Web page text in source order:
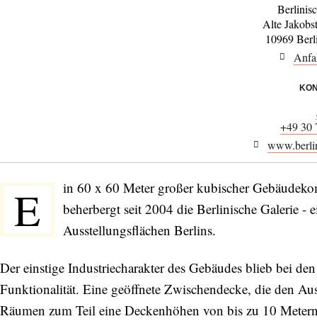
Alte
10969
+49 30
E
in 60 x 60 Meter großer kubischer
beherbergt seit 2004 die Berlinische Galerie -
Ausstellungsflächen Berlins.
Der einstige Industriecharakter des Gebäudes blieb bei
Funktionalität. Eine geöffnete Zwischendecke, die den
Räumen zum Teil eine Deckenhöhen von bis zu 10